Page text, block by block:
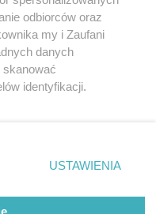
w
korzystania z portali
sięz nami
odbiorców oraz
my i Zaufani
danych
identyfikacji.
prywatności
strony
zgody
się takiemu
USTAWIENIA